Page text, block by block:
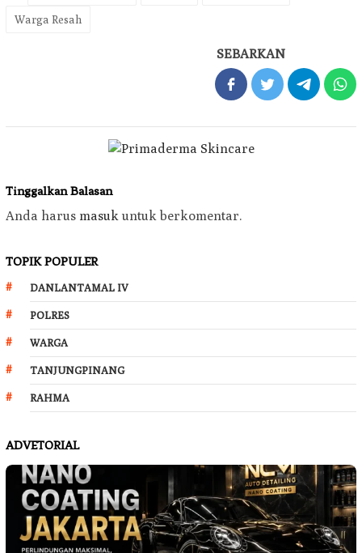
Warga Resah
SEBARKAN
Tinggalkan Balasan
Anda harus masuk untuk berkomentar.
TOPIK POPULER
DANLANTAMAL IV
POLRES
WARGA
TANJUNGPINANG
RAHMA
ADVETORIAL